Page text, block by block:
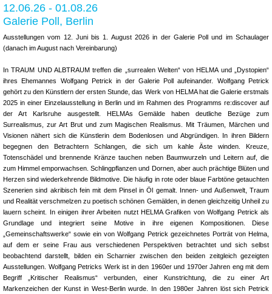
12.06.26 - 01.08.26
Galerie Poll, Berlin
Ausstellungen vom 12. Juni bis 1. August 2026 in der Galerie Poll und im Schaulager
(danach im August nach Vereinbarung)
In TRAUM UND ALBTRAUM treffen die „surrealen Welten“ von HELMA und „Dystopien“
ihres Ehemannes Wolfgang Petrick in der Galerie Poll aufeinander. Wolfgang Petrick
gehört zu den Künstlern der ersten Stunde, das Werk von HELMA hat die Galerie erstmals
2025 in einer Einzelausstellung in Berlin und im Rahmen des Programms re:discover auf
der Art Karlsruhe ausgestellt. HELMAs Gemälde haben deutliche Bezüge zum
Surrealismus, zur Art Brut und zum Magischen Realismus. Mit Träumen, Märchen und
Visionen nähert sich die Künstlerin dem Bodenlosen und Abgründigen. In ihren Bildern
begegnen den Betrachtern Schlangen, die sich um kahle Äste winden. Kreuze,
Totenschädel und brennende Kränze tauchen neben Baumwurzeln und Leitern auf, die
zum Himmel emporwachsen. Schlingpflanzen und Dornen, aber auch prächtige Blüten und
Herzen sind wiederkehrende Bildmotive. Die häufig in rote oder blaue Farbtöne getauchten
Szenerien sind akribisch fein mit dem Pinsel in Öl gemalt. Innen- und Außenwelt, Traum
und Realität verschmelzen zu poetisch schönen Gemälden, in denen gleichzeitig Unheil zu
lauern scheint. In einigen ihrer Arbeiten nutzt HELMA Grafiken von Wolfgang Petrick als
Grundlage und integriert seine Motive in ihre eigenen Kompositionen. Diese
„Gemeinschaftswerke“ sowie ein von Wolfgang Petrick gezeichnetes Porträt von Helma,
auf dem er seine Frau aus verschiedenen Perspektiven betrachtet und sich selbst
beobachtend darstellt, bilden ein Scharnier zwischen den beiden zeitgleich gezeigten
Ausstellungen. Wolfgang Petricks Werk ist in den 1960er und 1970er Jahren eng mit dem
Begriff „Kritischer Realismus“ verbunden, einer Kunstrichtung, die zu einer Art
Markenzeichen der Kunst in West-Berlin wurde. In den 1980er Jahren löst sich Petrick